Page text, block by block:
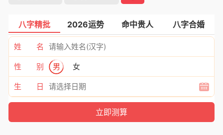
八字精批 2026运势 命中贵人 八字合婚
姓 名
性 别 男 女
生 日